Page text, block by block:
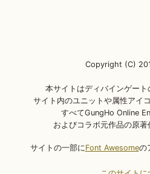
Copyright (C)
本サイトはディバインゲート
サイト内のユニットや属性アイ
すべてGungHo Online
およびコラボ元作品の原著
サイトの一部にFont Awesomeの